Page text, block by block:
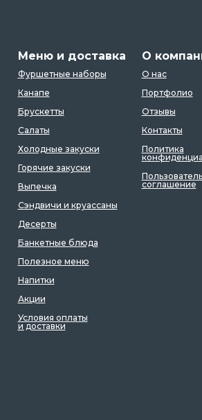
Меню и доставка
Фуршетные наборы
Канапе
Брускетты
Салаты
Холодные закуски
Горячие закуски
Выпечка
Сэндвичи и круассаны
Десерты
Банкетные блюда
Полезное меню
Напитки
Акции
Условия оплаты
и доставки
О
О нас
Портфолио
Отзывы
Контакты
Политика
соглашение